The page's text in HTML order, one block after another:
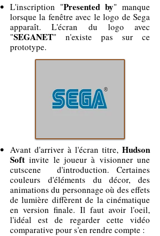
L'inscription "Presented by" manque
lorsque la fenêtre avec le logo de Sega
apparaît. L'écran du logo avec
"SEGANET" n'existe pas sur ce
prototype.
Avant d'arriver à l'écran titre, Hudson
Soft invite le joueur à visionner une
cutscene d'introduction. Certaines
couleurs d'éléments du décor, des
animations du personnage où des effets
de lumière diffèrent de la cinématique
en version finale. Il faut avoir l'oeil,
l'idéal est de regarder cette vidéo
comparative pour s'en rendre compte :